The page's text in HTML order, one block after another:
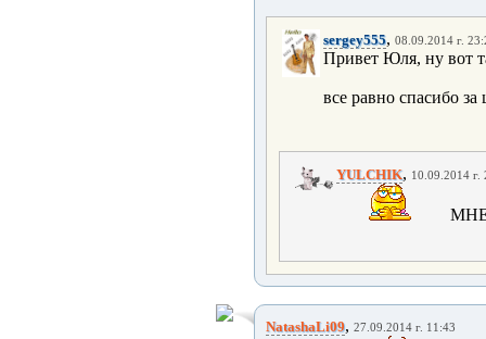
sergey555, 08.09.2014 г.
Привет Юля, ну вот
все равно спасибо
YULCHIK, 10.09.2014 г.
NatashaLi09, 27.09.2014 г. 11:43